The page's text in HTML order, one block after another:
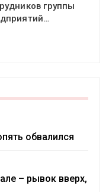
группы
обвалился
– рывок вверх,